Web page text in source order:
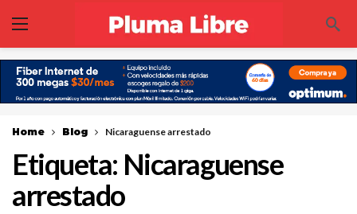
Home Blog Nicaraguense arrestado
Etiqueta: Nicaraguense
arrestado